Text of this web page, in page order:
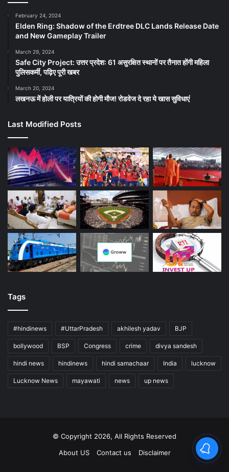
February 24, 2024
Elden Ring: Shadow of the Erdtree DLC Lands Release Date
and New Gameplay Trailer
March 29, 2024
Safe City Project: उत्तर प्रदेश: 61 असुरक्षित स्थानों पर तैनात होंगी महिला
पुलिसकर्मी, पढ़िए पूरी खबर
March 20, 2024
लखनऊ में होली पर यात्रियों की होगी मौज! रोडवेज दे रहा ये खास सुविधाएं
Last Modified Posts
Tags
#hindinews #UttarPradesh akhilesh yadav BJP
bollywood BSP Congress crime divya sandesh
hindi news hindinews hindi samachaar India lucknow
Lucknow News mayawati news up news
© Copyright 2026, All Rights Reserved
About US
Contact us Disclaimer